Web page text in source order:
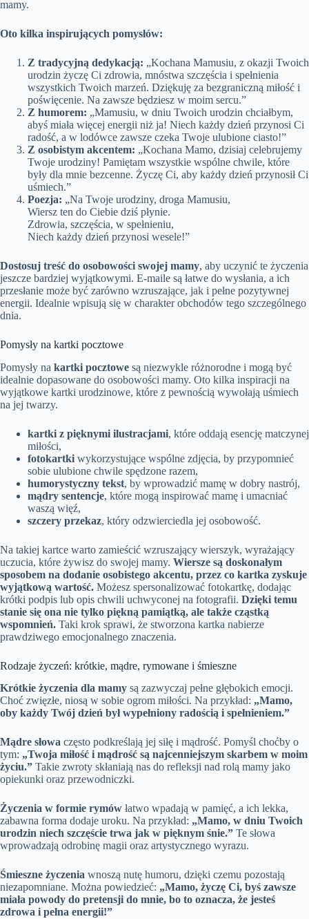
mamy.
Oto kilka inspirujących pomysłów:
Z tradycyjną dedykacją: „Kochana Mamusiu, z okazji Twoich
urodzin życzę Ci zdrowia, mnóstwa szczęścia i spełnienia
wszystkich Twoich marzeń. Dziękuję za bezgraniczną miłość i
poświęcenie. Na zawsze będziesz w moim sercu.”
Z humorem: „Mamusiu, w dniu Twoich urodzin chciałbym,
abyś miała więcej energii niż ja! Niech każdy dzień przynosi Ci
radość, a w lodówce zawsze czeka Twoje ulubione ciasto!”
Z osobistym akcentem: „Kochana Mamo, dzisiaj celebrujemy
Twoje urodziny! Pamiętam wszystkie wspólne chwile, które
były dla mnie bezcenne. Życzę Ci, aby każdy dzień przynosił Ci
uśmiech.”
Poezja: „Na Twoje urodziny, droga Mamusiu,
Wiersz ten do Ciebie dziś płynie.
Zdrowia, szczęścia, w spełnieniu,
Niech każdy dzień przynosi wesele!”
Dostosuj treść do osobowości swojej mamy, aby uczynić te życzenia
jeszcze bardziej wyjątkowymi. E-maile są łatwe do wysłania, a ich
przesłanie może być zarówno wzruszające, jak i pełne pozytywnej
energii. Idealnie wpisują się w charakter obchodów tego szczególnego
dnia.
Pomysły na kartki pocztowe
Pomysły na kartki pocztowe są niezwykle różnorodne i mogą być
idealnie dopasowane do osobowości mamy. Oto kilka inspiracji na
wyjątkowe kartki urodzinowe, które z pewnością wywołają uśmiech
na jej twarzy.
kartki z pięknymi ilustracjami, które oddają esencję matczynej
miłości,
fotokartki wykorzystujące wspólne zdjęcia, by przypomnieć
sobie ulubione chwile spędzone razem,
humorystyczny tekst, by wprowadzić mamę w dobry nastrój,
mądry sentencje, które mogą inspirować mamę i umacniać
waszą więź,
szczery przekaz, który odzwierciedla jej osobowość.
Na takiej kartce warto zamieścić wzruszający wierszyk, wyrażający
uczucia, które żywisz do swojej mamy. Wiersze są doskonałym
sposobem na dodanie osobistego akcentu, przez co kartka zyskuje
wyjątkową wartość. Możesz spersonalizować fotokartkę, dodając
krótki podpis lub opis chwili uchwyconej na fotografii. Dzięki temu
stanie się ona nie tylko piękną pamiątką, ale także cząstką
wspomnień. Taki krok sprawi, że stworzona kartka nabierze
prawdziwego emocjonalnego znaczenia.
Rodzaje życzeń: krótkie, mądre, rymowane i śmieszne
Krótkie życzenia dla mamy są zazwyczaj pełne głębokich emocji.
Choć zwięzłe, niosą w sobie ogrom miłości. Na przykład: „Mamo,
oby każdy Twój dzień był wypełniony radością i spełnieniem.”
Mądre słowa często podkreślają jej siłę i mądrość. Pomyśl choćby o
tym: „Twoja miłość i mądrość są najcenniejszym skarbem w moim
życiu.” Takie zwroty skłaniają nas do refleksji nad rolą mamy jako
opiekunki oraz przewodniczki.
Życzenia w formie rymów łatwo wpadają w pamięć, a ich lekka,
zabawna forma dodaje uroku. Na przykład: „Mamo, w dniu Twoich
urodzin niech szczęście trwa jak w pięknym śnie.” Te słowa
wprowadzają odrobinę magii oraz artystycznego wyrazu.
Śmieszne życzenia wnoszą nutę humoru, dzięki czemu pozostają
niezapomniane. Można powiedzieć: „Mamo, życzę Ci, byś zawsze
miała powody do pretensji do mnie, bo to oznacza, że jesteś
zdrowa i pełna energii!”